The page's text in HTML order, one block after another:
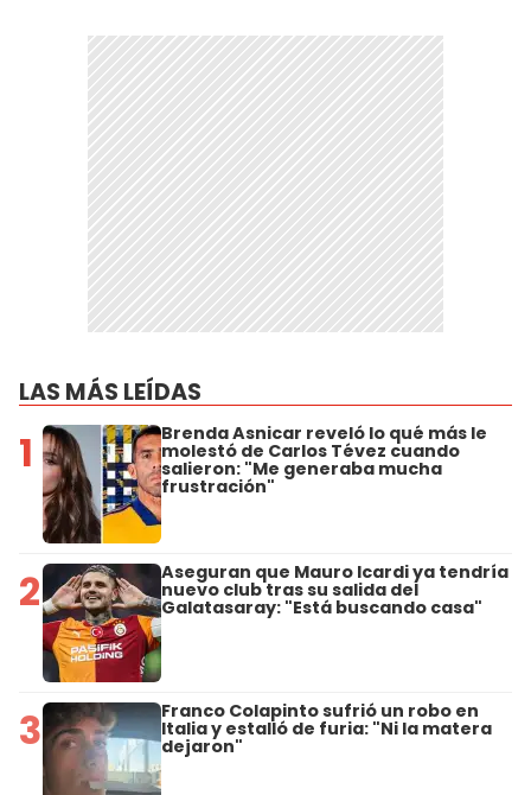
LAS MÁS LEÍDAS
1 Brenda Asnicar reveló lo qué más le
molestó de Carlos Tévez cuando
salieron: "Me generaba mucha
frustración"
2 Aseguran que Mauro Icardi ya tendría
nuevo club tras su salida del
Galatasaray: "Está buscando casa"
3 Franco Colapinto sufrió un robo en
Italia y estalló de furia: "Ni la matera
dejaron"